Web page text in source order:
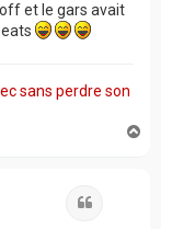
et le gars avait
sans perdre son